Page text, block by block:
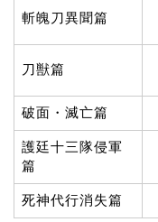
斬魄刀異聞篇
刀獣篇
破面・滅亡篇
護廷十三隊侵軍
篇
死神代行消失篇